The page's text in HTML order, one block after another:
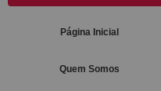
Página Inicial
Quem Somos